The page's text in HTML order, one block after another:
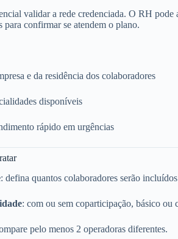
validar a rede credenciada. O RH
para confirmar se atendem o plano.
e da residência dos colaboradores
disponíveis
rápido em urgências
: defina quantos colaboradores serão
: com ou sem coparticipação, básico ou
pelo menos 2 operadoras diferentes.